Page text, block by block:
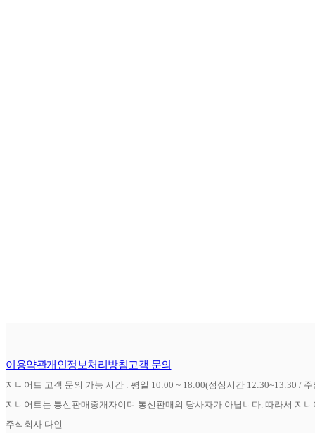
이용약관개인정보처리방침고객 문의
지니어트 고객 문의 가능 시간 : 평일 10:00 ~ 18:00(점심시간 12:30~13:30 /
지니어트는 통신판매중개자이며 통신판매의 당사자가 아닙니다. 따라서 지
주식회사 다인